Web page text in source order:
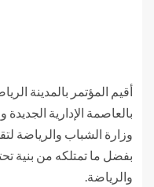
أقيم المؤتمر بالمدينة
بالعاصمة الإدارية
وزارة الشباب والرياضة
بفضل ما تمتلكه من بنية
والرياضة.